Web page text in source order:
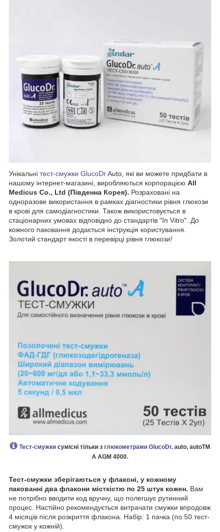
Унікальні тест-смужки GlucoDrAuto, які ви можете придбати в
нашому інтернет-магазині, виробляються корпорацією All
Medicus Co., Ltd (Південна Корея). Розраховані на
одноразове використання в рамках діагностики рівня глюкози
в крові для самодіагностики. Також використовується в
стаціонарних умовах відповідно до стандартів "In Vitro". До
кожного паковання додається інструкція користування.
Золотий стандарт якості в перевірці рівня глюкози!
Тест-смужки сумісні тільки з глюкометрами GlucoDr. auto, autoTM
A AGM 4000.
Тест-смужки зберігаються у флаконі, у кожному
пакованні два флакони місткістю по 25 штук кожен. Вам
не потрібно вводити код вручну, що полегшує рутинний
процес. Настійно рекомендується витрачати смужки впродовж
4 місяців після розкриття флакона. Набір: 1 пачка (по 50 тест-
смужок у кожній).